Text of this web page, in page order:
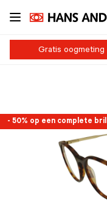
Ga
naar
inhoud
Gratis oogmeting
- 50% op een complete bril